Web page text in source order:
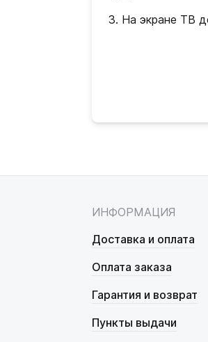
3. На экране ТВ
ИНФОРМАЦИЯ
Доставка и оплата
Оплата заказа
Гарантия и возврат
Пункты выдачи